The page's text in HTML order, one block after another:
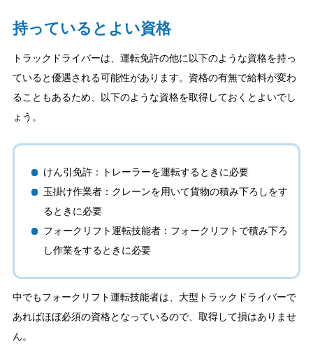
持っているとよい資格
トラックドライバーは、運転免許の他に以下のような資格を持っ
ていると優遇される可能性があります。資格の有無で給料が変わ
ることもあるため、以下のような資格を取得しておくとよいでし
ょう。
けん引免許：トレーラーを運転するときに必要
玉掛け作業者：クレーンを用いて貨物の積み下ろしをす
るときに必要
フォークリフト運転技能者：フォークリフトで積み下ろ
し作業をするときに必要
中でもフォークリフト運転技能者は、大型トラックドライバーで
あればほぼ必須の資格となっているので、取得して損はありませ
ん。